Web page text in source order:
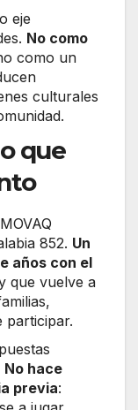
eje
No como
como un
culturales
que
852. Un
años con el
que vuelve a
participar.
No hace
previa: